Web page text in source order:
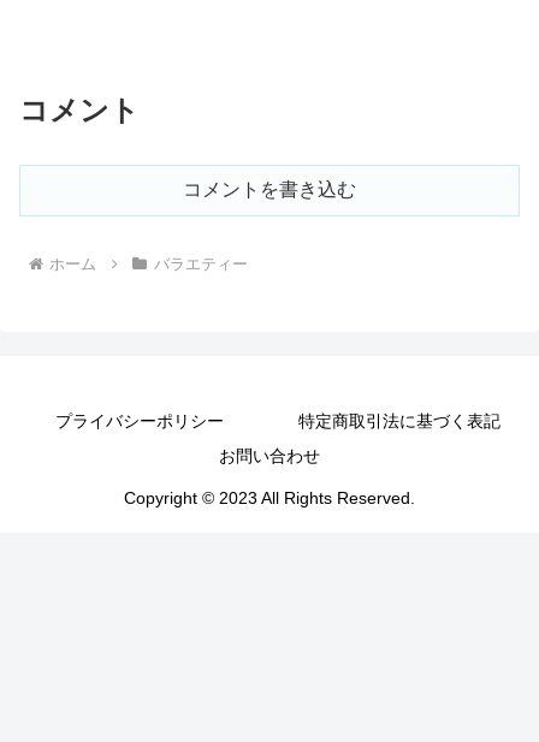
コメント
コメントを書き込む
ホーム バラエティー
プライバシーポリシー
特定商取引法に基づく表記
お問い合わせ
Copyright © 2023 All Rights Reserved.